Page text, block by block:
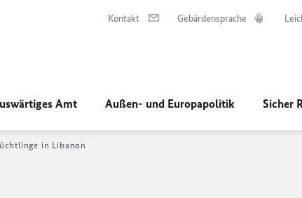
Kontakt Gebärdensprache
Amt Außen- und Europapolitik Sicher
in Libanon